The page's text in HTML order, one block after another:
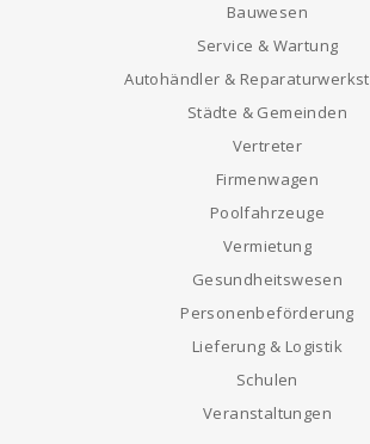
Bauwesen
Service & Wartung
Autohändler &
Städte & Gemeinden
Vertreter
Firmenwagen
Poolfahrzeuge
Vermietung
Gesundheitswesen
Personenbeförderung
Lieferung & Logistik
Schulen
Veranstaltungen